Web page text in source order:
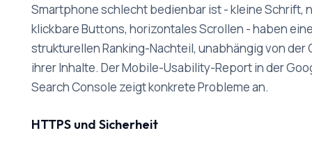
Smartphone schlecht bedienbar ist - kleine Schrift,
klickbare Buttons, horizontales Scrollen - haben
strukturellen Ranking-Nachteil, unabhängig von der
ihrer Inhalte. Der Mobile-Usability-Report in der
Search Console zeigt konkrete Probleme an.
HTTPS und Sicherheit